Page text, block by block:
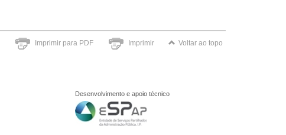
Imprimir para PDF Imprimir Voltar ao topo
Desenvolvimento e apoio técnico